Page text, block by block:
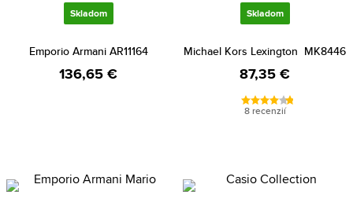
Skladom
Emporio Armani AR11164
136,65 €
Skladom
Michael Kors Lexington MK8446
87,35 €
8 recenzií